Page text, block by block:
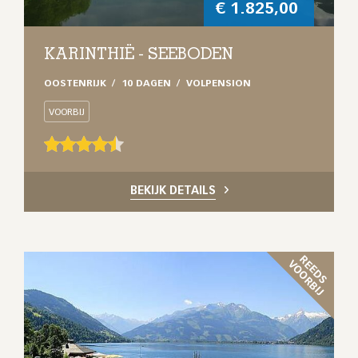
€ 1.825,00
KARINTHIË - SEEBODEN
OOSTENRIJK 10 DAGEN VOLPENSION
VOORBIJ
BEKIJK DETAILS
R
E
E
D
S
V
O
O
R
B
I
J